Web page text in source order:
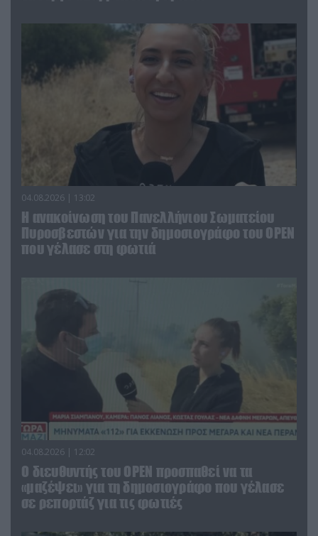
04.08.2026 | 13:02
Η ανακοίνωση του Πανελλήνιου Σωματείου
Πυροσβεστών για την δημοσιογράφο του OPEN
που γέλασε στη φωτιά
04.08.2026 | 12:02
O διευθυντής του OPEN προσπαθεί να τα
«μαζέψει» για τη δημοσιογράφο που γέλασε
σε ρεπορτάζ για τις φωτιές